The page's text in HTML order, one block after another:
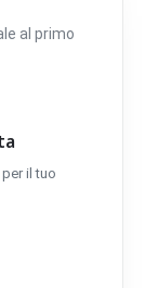
al primo
il tuo